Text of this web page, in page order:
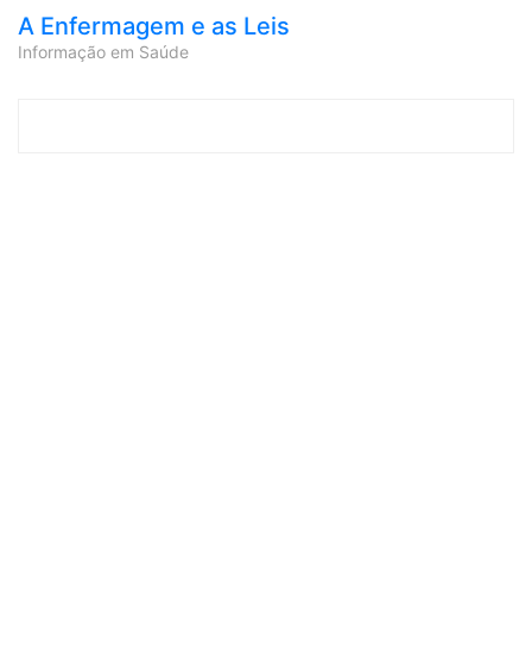
A Enfermagem e as Leis
Informação em Saúde